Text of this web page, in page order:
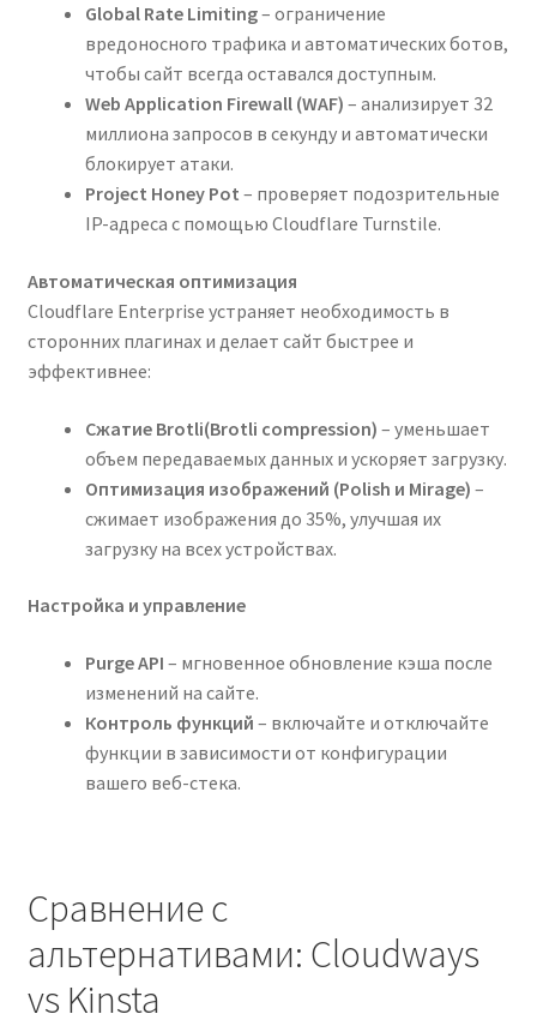
Global Rate Limiting– ограничение
вредоносного трафика и автоматических ботов,
чтобы сайт всегда оставался доступным.
Web Application Firewall (WAF) – анализирует 32
миллиона запросов в секунду и автоматически
блокирует атаки.
Project Honey Pot – проверяет подозрительные
IP-адреса с помощью Cloudflare Turnstile.
Автоматическая оптимизация
Cloudflare Enterprise устраняет необходимость в
сторонних плагинах и делает сайт быстрее и
эффективнее:
Сжатие Brotli(Brotli compression) – уменьшает
объем передаваемых данных и ускоряет загрузку.
Оптимизация изображений (Polish и Mirage) –
сжимает изображения до 35%, улучшая их
загрузку на всех устройствах.
Настройка и управление
Purge API – мгновенное обновление кэша после
изменений на сайте.
Контроль функций – включайте и отключайте
функции в зависимости от конфигурации
вашего веб-стека.
Сравнение с
альтернативами: Cloudways
vs Kinsta